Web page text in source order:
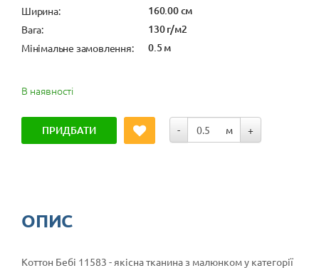
Ширина: 160.00 см
Вага: 130 г/м2
Мінімальне замовлення: 0.5 м
В наявності
ПРИДБАТИ - м +
ОПИС
Коттон Бебі 11583 - якісна тканина з малюнком у категорії